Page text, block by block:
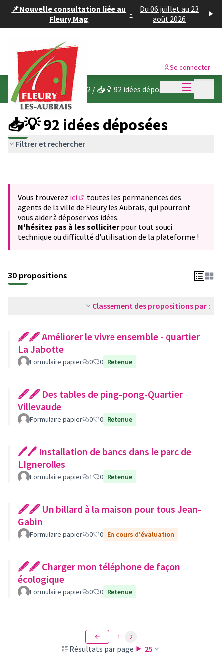
📌Nouvelle consultation liée au
Fleury Mag
-
Du 06 juillet au 23
août 2026
Menu
Se connecter
Budget participatif 2022 / 📥💡 92 idées déposées
📥💡 92 idées déposées
Filtrer et rechercher
Vous trouverez ici
(S'ouvre dans un nouvel onglet)
toutes les permanences des
agents de la ville de Fleury les Aubrais, qui pourront
vous aider à déposer vos idées.
N'hésitez pas à les solliciterpour tout souci
technique ou difficulté d'utilisation de la plateforme !
30 propositions
Classement des propositions par :
🖋🖋 Améliorer le vivre ensemble - quartier
La Jabotte
Formulaire papier 0 0 Retenue
🖋🖋 Des tables de ping-pong-Quartier
Villevaude
Formulaire papier 0 0 Retenue
🖊🖊 Installation de bancs dans le parc de
LIgnerolles
Formulaire papier 1 0 Retenue
🖋🖋 Un billard à la maison pour tous Jean-
Gabin
Formulaire papier 0 0 En cours d'évaluation
🖋🖋 Charger mon téléphone de façon
écologique
Formulaire papier 0 0 Retenue
Résultats par page : 25
1 2
Panneau de gestion des cookies